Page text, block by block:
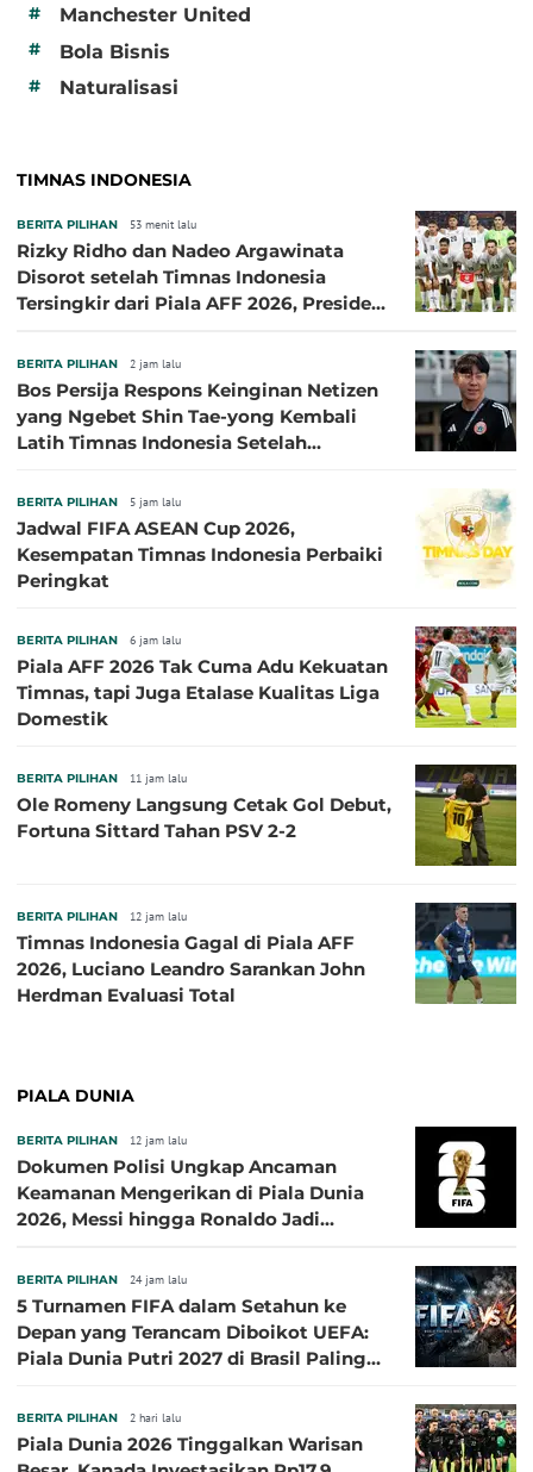
# Manchester United
# Bola Bisnis
# Naturalisasi
TIMNAS INDONESIA
BERITA PILIHAN 53 menit lalu
Rizky Ridho dan Nadeo Argawinata
Disorot setelah Timnas Indonesia
Tersingkir dari Piala AFF 2026, Presiden
BERITA PILIHAN 2 jam lalu
Bos Persija Respons Keinginan Netizen
yang Ngebet Shin Tae-yong Kembali
Latih Timnas Indonesia Setelah
BERITA PILIHAN 5 jam lalu
Jadwal FIFA ASEAN Cup 2026,
Kesempatan Timnas Indonesia Perbaiki
Peringkat
BERITA PILIHAN 6 jam lalu
Piala AFF 2026 Tak Cuma Adu Kekuatan
Timnas, tapi Juga Etalase Kualitas Liga
Domestik
BERITA PILIHAN 11 jam lalu
Ole Romeny Langsung Cetak Gol Debut,
Fortuna Sittard Tahan PSV 2-2
BERITA PILIHAN 12 jam lalu
Timnas Indonesia Gagal di Piala AFF
2026, Luciano Leandro Sarankan John
Herdman Evaluasi Total
PIALA DUNIA
BERITA PILIHAN 12 jam lalu
Dokumen Polisi Ungkap Ancaman
Keamanan Mengerikan di Piala Dunia
2026, Messi hingga Ronaldo Jadi
BERITA PILIHAN 24 jam lalu
5 Turnamen FIFA dalam Setahun ke
Depan yang Terancam Diboikot UEFA:
Piala Dunia Putri 2027 di Brasil Paling
BERITA PILIHAN 2 hari lalu
Piala Dunia 2026 Tinggalkan Warisan